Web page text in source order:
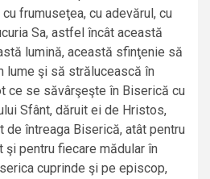
frumuseţea, cu adevărul, cu
Sa, astfel încât această
lumină, această sfinţenie să
lume şi să strălucească în
ce se săvârşeşte în Biserică cu
Sfânt, dăruit ei de Hristos,
de întreaga Biserică, atât pentru
şi pentru fiecare mădular în
cuprinde şi pe episcop,